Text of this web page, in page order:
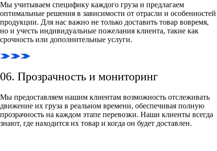
Мы учитываем специфику каждого груза и предлагаем
оптимальные решения в зависимости от отрасли и особенностей
продукции. Для нас важно не только доставить товар вовремя,
но и учесть индивидуальные пожелания клиента, такие как
срочность или дополнительные услуги.
06. Прозрачность и мониторинг
Мы предоставляем нашим клиентам возможность отслеживать
движение их груза в реальном времени, обеспечивая полную
прозрачность на каждом этапе перевозки. Наши клиенты всегда
знают, где находится их товар и когда он будет доставлен.